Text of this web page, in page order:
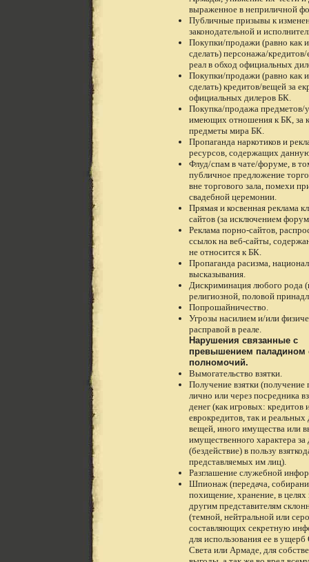
выраженное в неприличной
Публичные призывы к
законодательной и
Покупки/продажи (равно как
сделать) персонажа/
реал в обход официальных
Покупки/продажи (равно как
сделать) кредитов/вещей за
официальных дилеров БК.
Покупка/продажа предметов/
имеющих отношения к БК, за
предметы мира БК.
Пропаганда наркотиков и
ресурсов, содержащих
Флуд/спам в чате/форуме, в
публичное предложение
вне торгового зала, помехи
свадебной церемонии.
Прямая и косвенная реклама
сайтов (за исключением
Реклама порно-сайтов,
ссылок на веб-сайты,
не относится к БК.
Пропаганда расизма,
высказывания.
Дискриминация любого рода
религиозной, половой
Попрошайничество.
Угрозы насилием и/или
расправой в реале.
Нарушения связанные с
превышением паладином
полномочий.
Вымогательство взятки.
Получение взятки (получение
лично или через посредника
денег (как игровых: кредитов
еврокредитов, так и реальных
вещей, иного имущества или
имущественного характера за
(бездействие) в пользу
представляемых им лиц).
Разглашение служебной
Шпионаж (передача,
похищение, хранение, в целях
другим представителям
(темной, нейтральной или
составляющих секретную
для использования ее в
Света или Армаде, для